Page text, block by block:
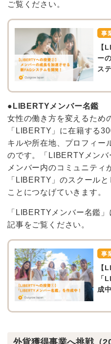
ご覧ください。
事
【
ー
ス
●LIBERTYメンバー名鑑
女性の働き方を変えるため
「LIBERTY」に在籍する
キルや所在地、プロフィー
のです。「LIBERTYメンバ
メンバー内のコミュニティ
「LIBERTY」のスクール
ことにつなげていきます。
「LIBERTYメンバー名鑑
記事をご覧ください。
事
【
「
成